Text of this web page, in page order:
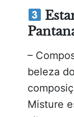
–
beleza
Misture